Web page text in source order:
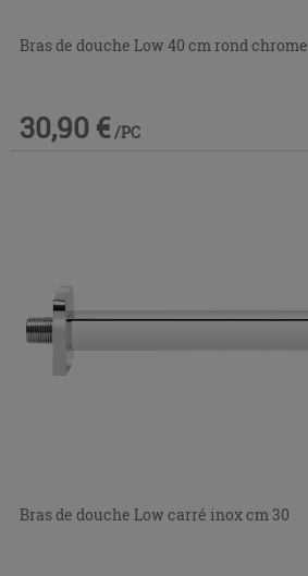
Bras de douche Low 40 cm rond chrome
30,90 € /PC
Bras de douche Low carré inox cm 30